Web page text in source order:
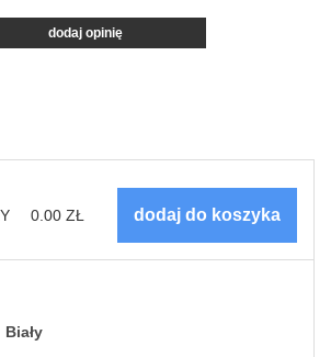
dodaj opinię
0.00 ZŁ
Biały